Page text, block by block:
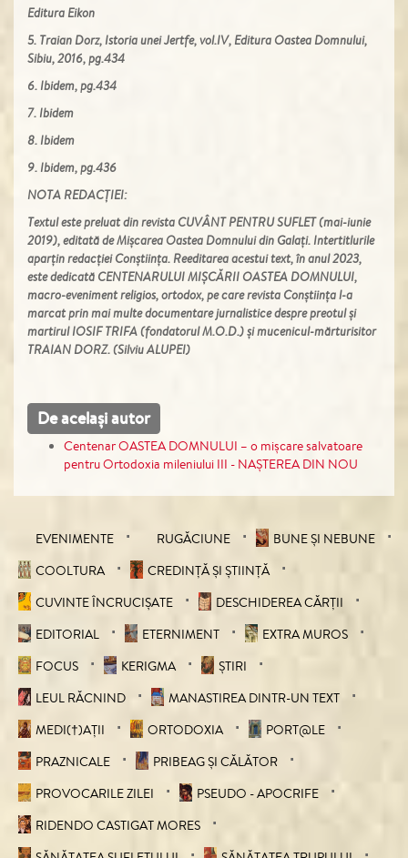
Editura Eikon
5. Traian Dorz, Istoria unei Jertfe,vol.IV, Editura Oastea Domnului,
Sibiu, 2016, pg.434
6. Ibidem, pg.434
7. Ibidem
8. Ibidem
9. Ibidem, pg.436
NOTA REDACȚIEI:
Textul este preluat din revista CUVÂNT PENTRU SUFLET (mai-iunie
2019), editată de Mișcarea Oastea Domnului din Galați. Intertitlurile
aparțin redacției Conștiința. Reeditareaacestui text, în anul 2023,
este dedicată CENTENARULUIMIȘCĂRII OASTEA DOMNULUI,
macro-eveniment religios, ortodox,pe care revista Conștiința l-a
marcatprin mai multe documentarejurnalistice despre preotul și
martirul IOSIF TRIFA (fondatorulM.O.D.) și mucenicul-mărturisitor
TRAIAN DORZ. (Silviu ALUPEI)
De același autor
Centenar OASTEA DOMNULUI – o mişcare salvatoare
pentru Ortodoxia mileniului III - NAȘTEREA DIN NOU
EVENIMENTE RUGĂCIUNE
BUNE ȘI NEBUNE
COOLTURA
CREDINȚĂ ȘI ȘTIINȚĂ
CUVINTE ÎNCRUCIŞATE
DESCHIDEREA CĂRȚII
EDITORIAL
ETERNIMENT
EXTRA MUROS
FOCUS
KERIGMA
ȘTIRI
LEUL RĂCNIND
MANASTIREA DINTR-UN TEXT
MEDI(†)AȚII
ORTODOXIA
PORT@LE
PRAZNICALE
PRIBEAG ȘI CĂLĂTOR
PROVOCARILE ZILEI
PSEUDO - APOCRIFE
RIDENDO CASTIGAT MORES